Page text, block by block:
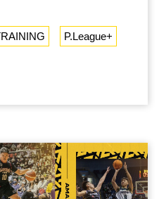
後付出很多汗水，反覆
發揮得如此淋漓盡致。
觀察空間，創造自己中
體的虛晃，停頓，加速
常不容易，通常在傷後
覺，打法相當成熟，從
守做好，並把握隊友製
P.League+